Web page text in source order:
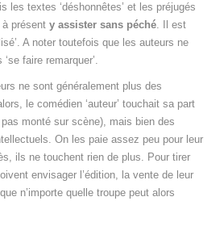
les textes ‘déshonnêtes’ et les préjugés
présent y assister sans péché. Il est
A noter toutefois que les auteurs ne
faire remarquer’.
ne sont généralement plus des
le comédien ‘auteur’ touchait sa part
pas monté sur scène), mais bien des
On les paie assez peu pour leur
ils ne touchent rien de plus. Pour tirer
envisager l’édition, la vente de leur
n’importe quelle troupe peut alors